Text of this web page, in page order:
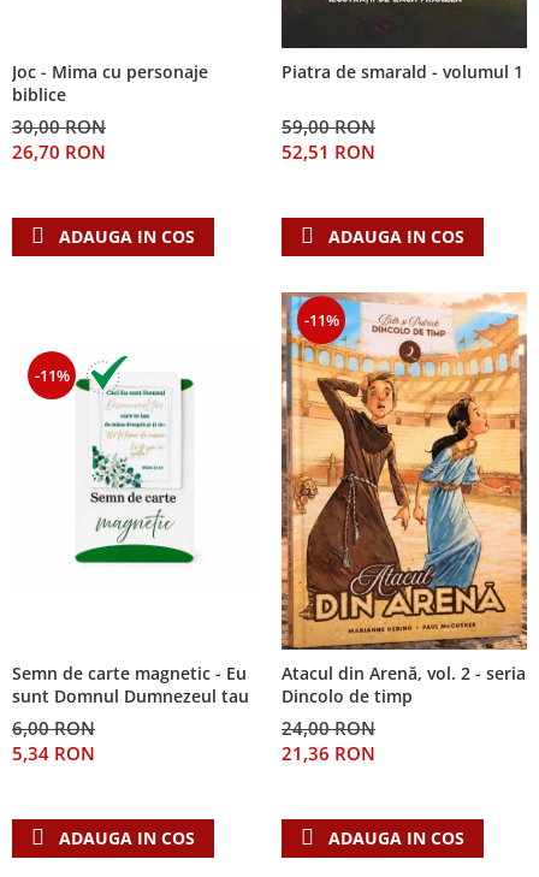
Joc - Mima cu personaje
biblice
30,00 RON
26,70 RON
ADAUGA IN COS
Piatra de smarald - volumul 1
59,00 RON
52,51 RON
ADAUGA IN COS
-11%
Semn de carte magnetic - Eu
sunt Domnul Dumnezeul tau
6,00 RON
5,34 RON
ADAUGA IN COS
-11%
Atacul din Arenă, vol. 2 - seria
Dincolo de timp
24,00 RON
21,36 RON
ADAUGA IN COS